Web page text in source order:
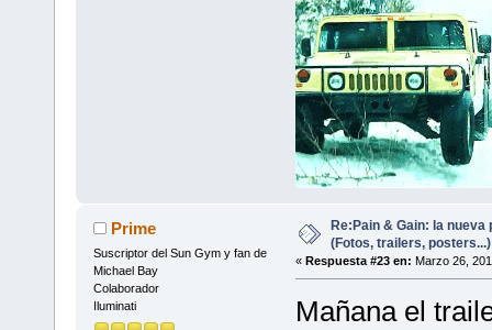
Prime
Suscriptor del Sun Gym y fan de
Michael Bay
Colaborador
Iluminati
Re:Pain & Gain: la nueva
(Fotos, trailers, posters...)
« Respuesta #23 en: Marzo 26,
Mañana el